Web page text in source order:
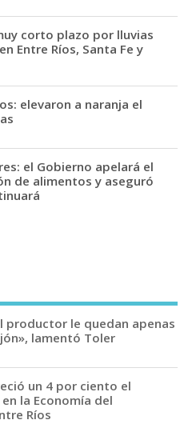
corto plazo por lluvias
Entre Ríos, Santa Fe y
elevaron a naranja el
el Gobierno apelará el
de alimentos y aseguró
productor le quedan apenas
lamentó Toler
un 4 por ciento el
la Economía del
Ríos